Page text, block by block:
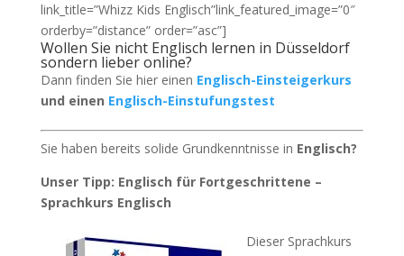
link_title=”Whizz Kids Englisch”link_featured_image=”0″
orderby=”distance” order=”asc”]
Wollen Sie nicht Englisch lernen in Düsseldorf
sondern lieber online?
Dann finden Sie hier einen Englisch-Einsteigerkurs
und einen Englisch-Einstufungstest
Sie haben bereits solide Grundkenntnisse in Englisch?
Unser Tipp: Englisch für Fortgeschrittene –
Sprachkurs Englisch
Dieser Sprachkurs